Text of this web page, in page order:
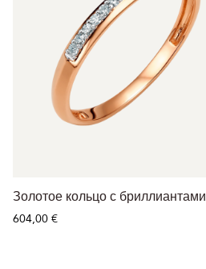
Золотое кольцо с бриллиантами
604,00 €